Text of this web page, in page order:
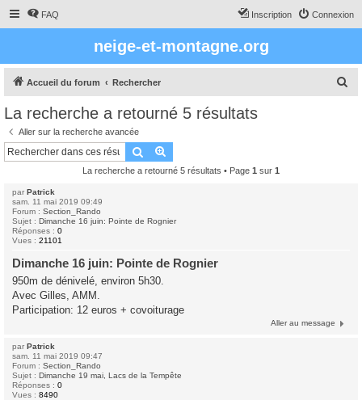
FAQ Connexion
Inscription
neige-et-montagne.org
Accueil du forum Rechercher
La recherche a retourné 5 résultats
Aller sur la recherche avancée
Rechercher
La recherche a retourné 5 résultats • Page 1 sur 1
par Patrick
sam. 11 mai 2019 09:49
Forum : Section_Rando
Sujet : Dimanche 16 juin: Pointe de Rognier
Réponses : 0
Vues : 21101
Dimanche 16 juin: Pointe de Rognier
950m de dénivelé, environ 5h30.
Avec Gilles, AMM.
Participation: 12 euros + covoiturage
Aller au message
par Patrick
sam. 11 mai 2019 09:47
Forum : Section_Rando
Sujet : Dimanche 19 mai, Lacs de la Tempête
Réponses : 0
Vues : 8490